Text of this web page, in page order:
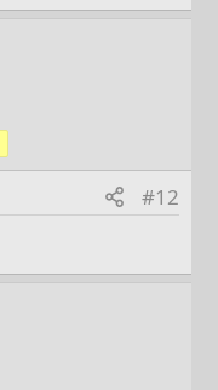
#12